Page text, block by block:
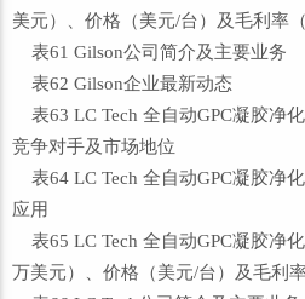
美元）、价格（美元/台）及毛利率（
表61 Gilson公司简介及主要业务
表62 Gilson企业最新动态
表63 LC Tech 全自动GPC凝胶净
竞争对手及市场地位
表64 LC Tech 全自动GPC凝胶净
应用
表65 LC Tech 全自动GPC凝胶净
万美元）、价格（美元/台）及毛利率